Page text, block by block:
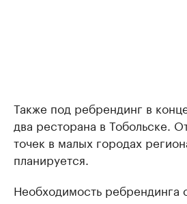
Также под ребрендинг в
два ресторана в Тобольске.
точек в малых городах
планируется.
Необходимость ребрендинга